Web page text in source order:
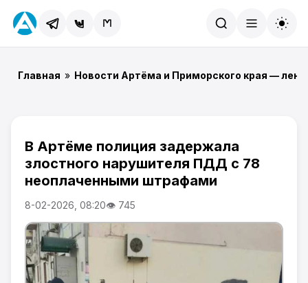
Главная » Новости Артёма и Приморского края —
В Артёме полиция задержала
злостного нарушителя ПДД с 78
неоплаченными штрафами
8-02-2026, 08:20👁 745